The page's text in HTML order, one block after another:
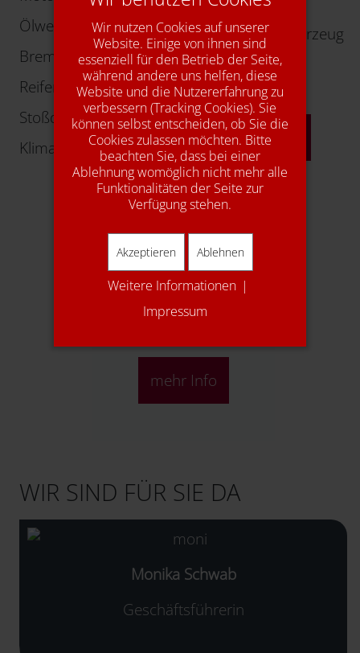
Ölwechsel
Bremsen
Reifen
Stoßdämpfer
Klimaservice
Kundenersatzfahrzeug
Autogas
Young-/Oldtimer
mehr Info
1A Autoservice
mehr Info
WIR SIND FÜR SIE DA
Monika Schwab
Geschäftsführerin
Wir nutzen Cookies auf unserer
Website. Einige von ihnen sind
essenziell für den Betrieb der Seite,
während andere uns helfen, diese
Website und die Nutzererfahrung zu
verbessern (Tracking Cookies). Sie
können selbst entscheiden, ob Sie die
Cookies zulassen möchten. Bitte
beachten Sie, dass bei einer
Ablehnung womöglich nicht mehr alle
Funktionalitäten der Seite zur
Verfügung stehen.
Akzeptieren Ablehnen
Weitere Informationen |
Impressum